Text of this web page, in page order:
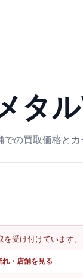
タ
の買取価格とカ
を受け付けています。
れ・店舗を見る